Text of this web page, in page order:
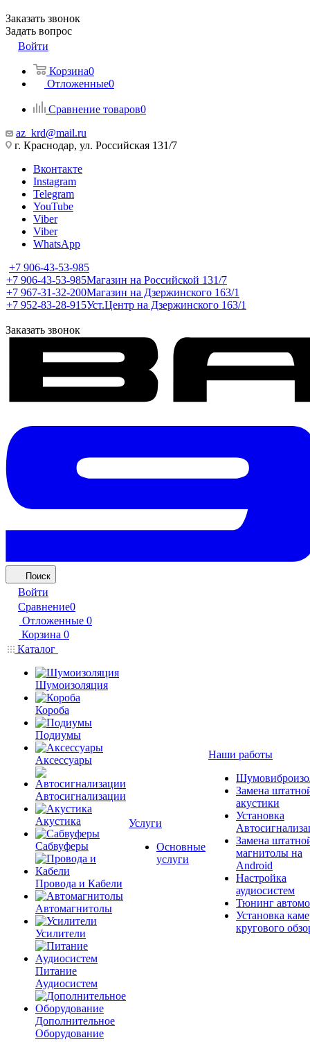
Заказать звонок
Задать вопрос
Войти
Корзина0
Отложенные0
Сравнение товаров0
az_krd@mail.ru
г. Краснодар, ул. Российская 131/7
Вконтакте
Instagram
Telegram
YouTube
Viber
Viber
WhatsApp
+7 906-43-53-985
+7 906-43-53-985Магазин на Российской 131/7
+7 967-31-32-200Магазин на Дзержинского 163/1
+7 952-83-28-915Уст.Центр на Дзержинского 163/1
Заказать звонок
Поиск
Войти
Сравнение0
Отложенные 0
Корзина 0
Каталог
Шумоизоляция
Короба
Подиумы
Аксессуары
Автосигнализации
Акустика
Сабвуферы
Провода и Кабели
Автомагнитолы
Усилители
Питание
Аудиосистем
Дополнительное
Оборудование
Услуги
Основные
услуги
Наши работы
Замена
акустики
Установка
Замена
магнитолы на
Android
Настройка
аудиосистем
Тюнинг
Установка
кругового